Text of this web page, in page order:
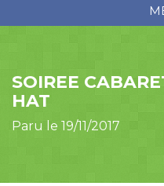
SOIREE
HAT
Paru le 19/11/2017